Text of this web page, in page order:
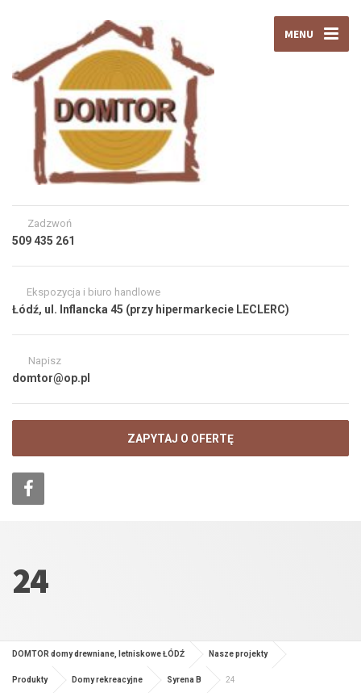
MENU
Zadzwoń
509 435 261
Ekspozycja i biuro handlowe
Łódź, ul. Inflancka 45 (przy hipermarkecie LECLERC)
Napisz
domtor@op.pl
ZAPYTAJ O OFERTĘ
24
DOMTOR domy drewniane, letniskowe ŁÓDŹ Nasze projekty
Produkty Domy rekreacyjne Syrena B 24